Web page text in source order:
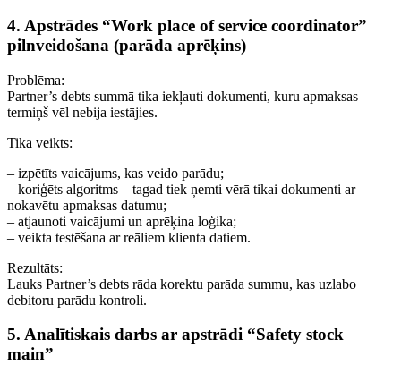
4. Apstrādes “Work place of service coordinator”
pilnveidošana (parāda aprēķins)
Problēma:
Partner’s debts summā tika iekļauti dokumenti, kuru apmaksas
termiņš vēl nebija iestājies.
Tika veikts:
– izpētīts vaicājums, kas veido parādu;
– koriģēts algoritms – tagad tiek ņemti vērā tikai dokumenti ar
nokavētu apmaksas datumu;
– atjaunoti vaicājumi un aprēķina loģika;
– veikta testēšana ar reāliem klienta datiem.
Rezultāts:
Lauks Partner’s debts rāda korektu parāda summu, kas uzlabo
debitoru parādu kontroli.
5. Analītiskais darbs ar apstrādi “Safety stock
main”